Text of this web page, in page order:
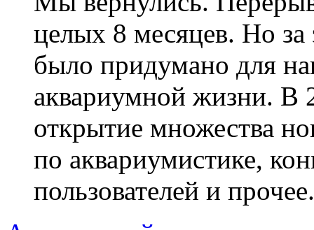
целых 8 месяцев. Но за
было придумано для
аквариумной жизни. В
открытие множества
по аквариумистике,
пользователей и прочее.